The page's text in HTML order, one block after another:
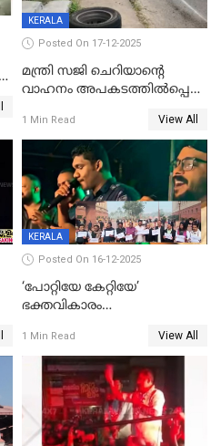
KERALA
Posted On 17-12-2025
മന്ത്രി സജി ചെറിയാന്റെ
വാഹനം അപകടത്തിൽപ്പെട്ടു;
രക്ഷപ്പെട്ടത് തലനാരിടയ്ക്ക്
1 Min Read View All
KERALA
Posted On 16-12-2025
‘പോറ്റിയേ കേറ്റിയേ’
ഭക്തവികാരം
ഡിജിപിക്ക് പരാതി; ശക്തമായ
നടപടി വേണമെന്നു
സിപിഐഎമ്മും
1 Min Read View All